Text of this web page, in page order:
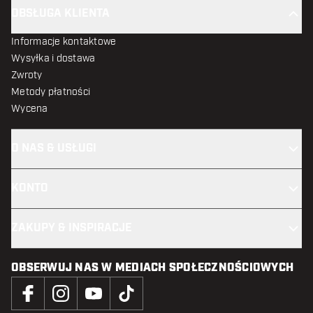
Informacje kontaktowe
Wysyłka i dostawa
Zwroty
Metody płatności
Wycena
OBSERWUJ NAS W MEDIACH SPOŁECZNOŚCIOWYCH